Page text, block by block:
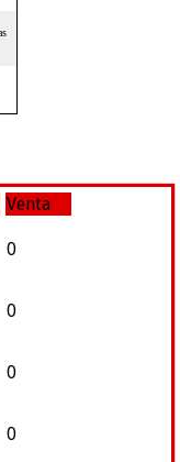
Venta
0
0
0
0